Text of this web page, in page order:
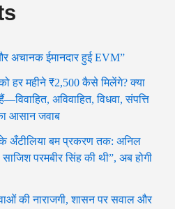
अचानक ईमानदार हुई EVM”
हर महीने ₹2,500 कैसे मिलेंगे? क्या
अविवाहित, विधवा, संपत्ति
आसान जवाब
के अँटीलिया बम प्रकरण तक: अनिल
परमबीर सिंह की थी”, अब होगी
की नाराजगी, शासन पर सवाल और